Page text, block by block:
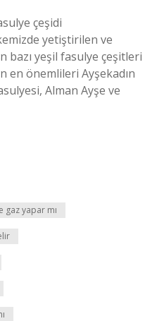
çeşidi
yetiştirilen ve
bazı yeşil fasulye çeşitleri
en önemlileri Ayşekadın
Alman Ayşe ve
gaz yapar mı